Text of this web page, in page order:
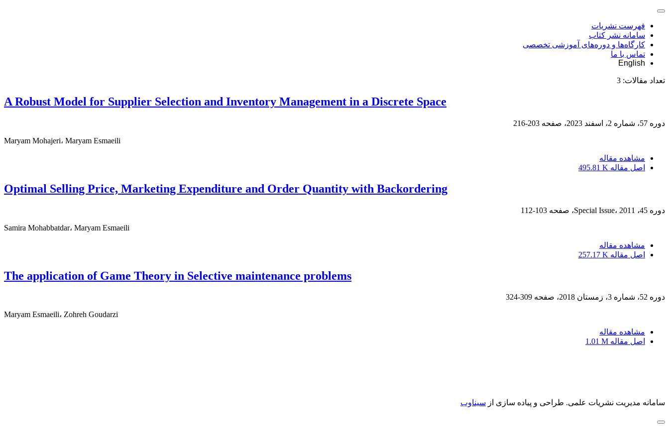
فهرست نشریات
سامانه نشر کتاب
کارگاه‌ها و دوره‌های آموزشی تخصصی
تماس با ما
English
تعداد مقالات: 3
A Robust Model for Supplier Selection and Inventory Management in a Discrete Space
دوره 57، شماره 2، اسفند 2023، صفحه 203-216
Maryam Mohajeri، Maryam Esmaeili
مشاهده مقاله
اصل مقاله 495.81 K
Optimal Selling Price, Marketing Expenditure and Order Quantity with Backordering
دوره 45، Special Issue، 2011، صفحه 103-112
Samira Mohabbatdar، Maryam Esmaeili
مشاهده مقاله
اصل مقاله 257.17 K
The application of Game Theory in Selective maintenance problems
دوره 52، شماره 3، زمستان 2018، صفحه 309-324
Maryam Esmaeili، Zohreh Goudarzi
مشاهده مقاله
اصل مقاله 1.01 M
سامانه مدیریت نشریات علمی. طراحی و پیاده سازی از سیناوب